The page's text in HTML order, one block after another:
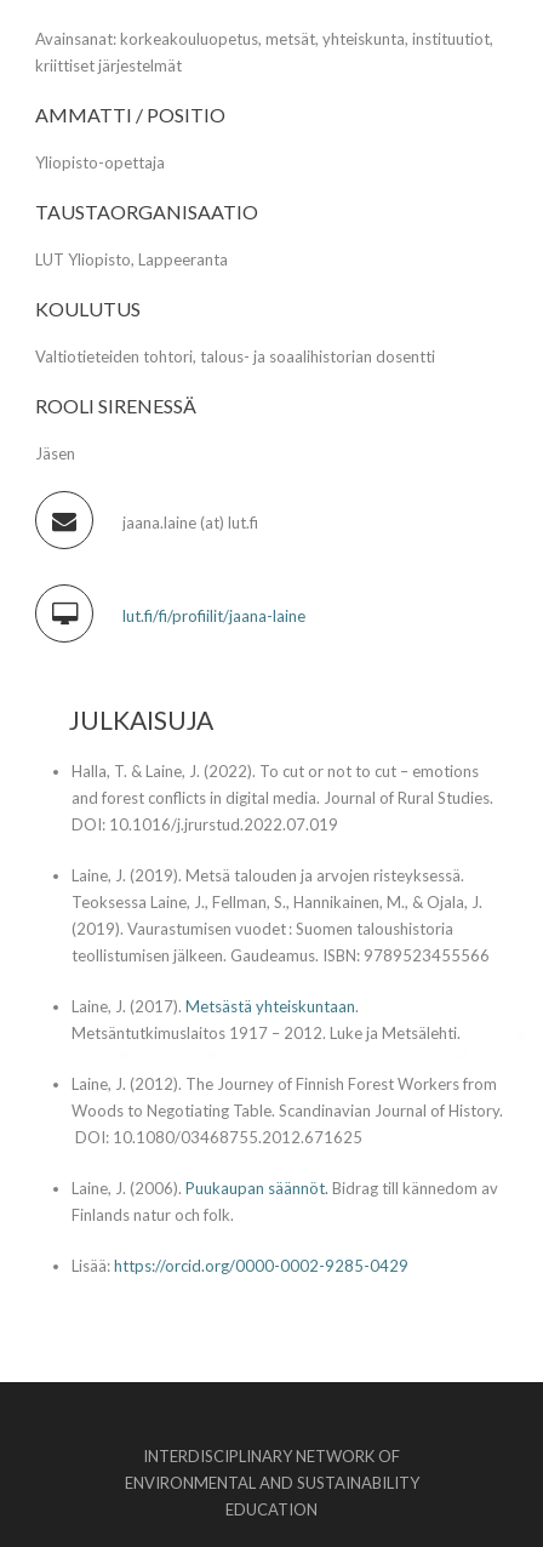
Avainsanat: korkeakouluopetus, metsät, yhteiskunta, instituutiot,
kriittiset järjestelmät
AMMATTI / POSITIO
Yliopisto-opettaja
TAUSTAORGANISAATIO
LUT Yliopisto, Lappeeranta
KOULUTUS
Valtiotieteiden tohtori, talous- ja soaalihistorian dosentti
ROOLI SIRENESSÄ
Jäsen
jaana.laine (at) lut.fi
lut.fi/fi/profiilit/jaana-laine
JULKAISUJA
Halla, T. & Laine, J. (2022). To cut or not to cut – emotions
and forest conflicts in digital media. Journal of Rural Studies.
DOI: 10.1016/j.jrurstud.2022.07.019
Laine, J. (2019). Metsä talouden ja arvojen risteyksessä.
Teoksessa Laine, J., Fellman, S., Hannikainen, M., & Ojala, J.
(2019). Vaurastumisen vuodet : Suomen taloushistoria
teollistumisen jälkeen. Gaudeamus. ISBN: 9789523455566
Laine, J. (2017). Metsästä yhteiskuntaan.
Metsäntutkimuslaitos 1917 – 2012. Luke ja Metsälehti.
Laine, J. (2012). The Journey of Finnish Forest Workers from
Woods to Negotiating Table. Scandinavian Journal of History.
DOI: 10.1080/03468755.2012.671625
Laine, J. (2006). Puukaupan säännöt. Bidrag till kännedom av
Finlands natur och folk.
Lisää:https://orcid.org/0000-0002-9285-0429
INTERDISCIPLINARY NETWORK OF
ENVIRONMENTAL AND SUSTAINABILITY
EDUCATION